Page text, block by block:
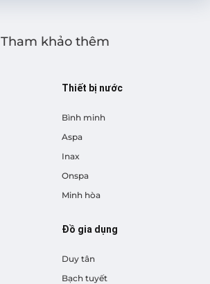
Tham khảo thêm
Thiết bị nước
Bình minh
Aspa
Inax
Onspa
Minh hòa
Đồ gia dụng
Duy tân
Bạch tuyết